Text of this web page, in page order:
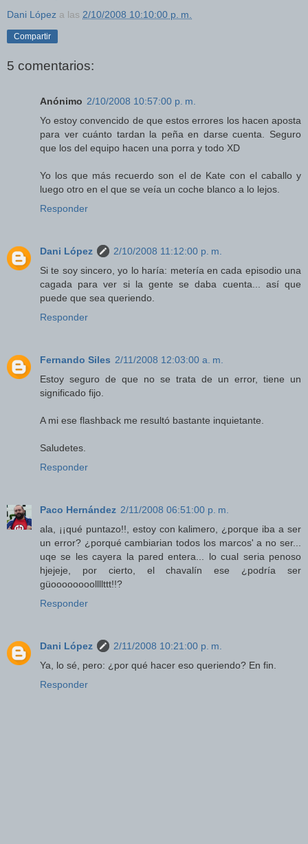
Dani López a las 2/10/2008 10:10:00 p. m.
Compartir
5 comentarios:
Anónimo 2/10/2008 10:57:00 p. m.
Yo estoy convencido de que estos errores los hacen aposta
para ver cuánto tardan la peña en darse cuenta. Seguro
que los del equipo hacen una porra y todo XD
Yo los que más recuerdo son el de Kate con el caballo y
luego otro en el que se veía un coche blanco a lo lejos.
Responder
Dani López
2/10/2008 11:12:00 p. m.
Si te soy sincero, yo lo haría: metería en cada episodio una
cagada para ver si la gente se daba cuenta... así que
puede que sea queriendo.
Responder
Fernando Siles 2/11/2008 12:03:00 a. m.
Estoy seguro de que no se trata de un error, tiene un
significado fijo.
A mi ese flashback me resultó bastante inquietante.
Saludetes.
Responder
Paco Hernández 2/11/2008 06:51:00 p. m.
ala, ¡¡qué puntazo!!, estoy con kalimero, ¿porque iba a ser
un error? ¿porqué cambiarian todos los marcos' a no ser...
uqe se les cayera la pared entera... lo cual seria penoso
hjejeje, por cierto, el chavalín ese ¿podría ser
güoooooooollllttt!!?
Responder
Dani López
2/11/2008 10:21:00 p. m.
Ya, lo sé, pero: ¿por qué hacer eso queriendo? En fin.
Responder